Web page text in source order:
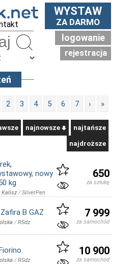
WYSTAW
ZA DARMO
logowanie
rejestracja
2 3 4 5 6 7 › »
najnowsze najtańsze
najdroższe
nowy
kg
Kalisz /SilverPen
650
za sztukę
B GAZ
/RSdz
7 999
za samochód
/RSdz
10 900
za samochód